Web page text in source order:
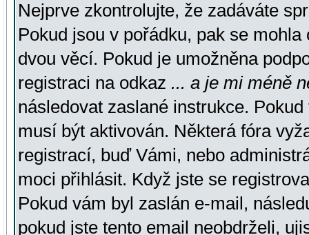
Nejprve zkontrolujte, že zadáváte
Pokud jsou v pořádku, pak se
dvou věcí. Pokud je umožněna
registraci na odkaz ... a je mi méně
následovat zaslané instrukce.
musí být aktivován. Některá fóra
registrací, buď Vámi, nebo
moci přihlásit. Když jste se
Pokud vám byl zaslán e-mail,
pokud jste tento email neobdrželi,